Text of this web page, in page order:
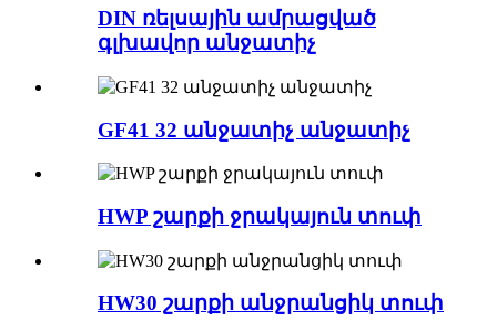
DIN ռելսային ամրացված
գլխավոր անջատիչ
GF41 32 անջատիչ անջատիչ
HWP շարքի ջրակայուն տուփ
HW30 շարքի անջրանցիկ տուփ